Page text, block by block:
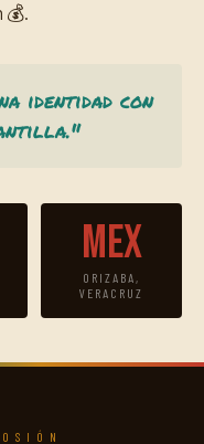
💰.
identidad con
Mex
ORIZABA,
VERACRUZ